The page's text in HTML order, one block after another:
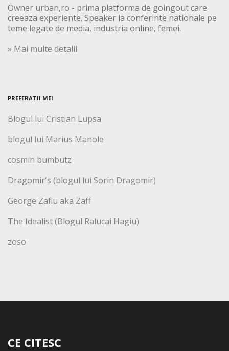
Owner urban,ro - prima platforma de goingout care
creeaza experiente. Speaker la conferinte nationale pe
teme legate de media, industria online, femei.
» Mai multe detalii
PREFERATII MEI
Blogul lui Cristian Lupsa
blogul lui Marius Manole
cosmin bumbutz
Dragomir's (blogul lui Sorin Dragomir)
George Zafiu aka Zaff
The Idealist (Blogul Ralucai Hagiu)
zoso
CE CITESC